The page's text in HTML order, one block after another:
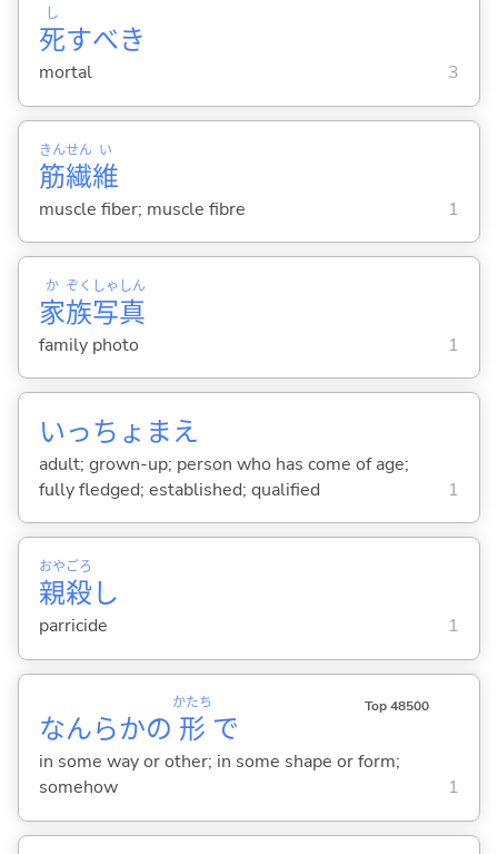
死
し
すべき
mortal 3
筋
きん
繊
せん
維
い
muscle fiber; muscle fibre 1
家
か
族
ぞく
写
しゃ
真
しん
family photo 1
いっちょまえ
adult; grown-up; person who has come of age;
fully fledged; established; qualified
1
親
おや
殺
ごろ
し
parricide 1
なんらかの 形
かたち
で
Top 48500
in some way or other; in some shape or form;
somehow
1